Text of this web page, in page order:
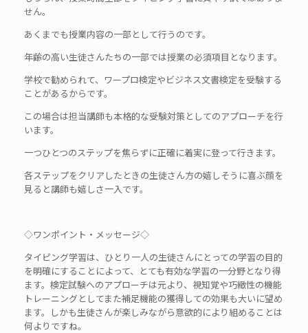
せん。
あくまでも授業内容の一部として行うのです。
年齢の高い生徒さんたちの一部では授業の必須項目となります。
学校で勧められて、ワープロ検定やビジネス文書検定を受験する
ことがあるからです。
この場合は担当講師も本格的な受験対策としてのアプローチを行
います。
一つひとつのステップを焦らずに正確に着実に登って行きます。
各ステップをクリアしたときの生徒さん方の嬉しそうに喜ぶ顔を
見ると講師も嬉しさ一入です。
◇ワンポイント・メッセージ◇
タイピング学習は、ひとり一人の生徒さんにとっての学習の目的
を明確にすることによって、とても有効な学習の一分野となり得
ます。検定試験へのアプローチは元より、視知覚や巧緻性の機能
トレーニングとしてまた補足機能の獲得しての効果も大いに望め
ます。しかも生徒さんが楽しみながら意欲的により組めることは
何よりですね。